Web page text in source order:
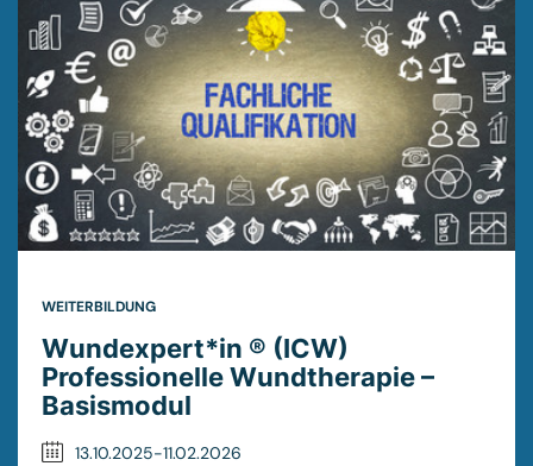
WEITERBILDUNG
Wundexpert*in ® (ICW)
Professionelle Wundtherapie –
Basismodul
13.10.2025-11.02.2026